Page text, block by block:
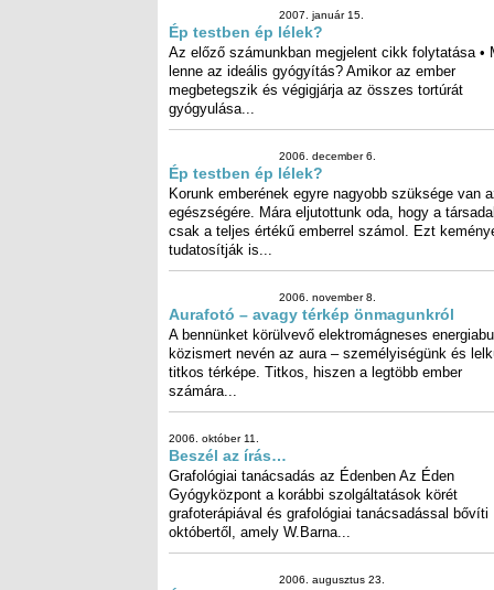
A megoldás kulcsa a
van
Agytréningezők mesélték az
Stúdióban K.Márta 43 éves,
éves fiát egyedül neveli, egy éve
munkahelyét. Fél éve jár...
2007. január 15.
Ép testben ép lélek?
Az előző számunkban megjelent
folytatása • Milyen lenne az
gyógyítás? Amikor az
megbetegszik és végigjárja az
tortúrát gyógyulása...
2006. december 6.
Ép testben ép lélek?
Korunk emberének egyre
szüksége van az egészségére.
eljutottunk oda, hogy a
csak a teljes értékű emberrel
Ezt keményen tudatosítják is...
2006. november 8.
Aurafotó – avagy térkép
önmagunkról
A bennünket körülvevő
elektromágneses energiaburok – közismert nevén az
aura – személyiségünk és lelkünk titkos térképe. Titkos,